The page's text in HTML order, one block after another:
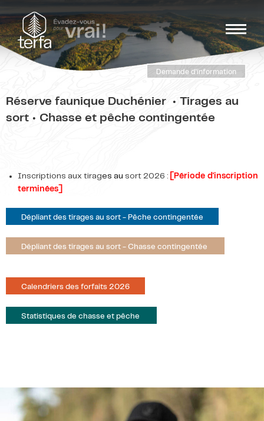
Demande d'information
Réserve faunique Duchénier • Tirages au
sort • Chasse et pêche contingentée
Inscriptions aux tirages au sort 2026 :
[Période d'inscription
terminées]
Dépliant des tirages au sort - Pêche contingentée
Dépliant des tirages au sort - Chasse contingentée
Calendriers des forfaits 2026
Statistiques de chasse et pêche